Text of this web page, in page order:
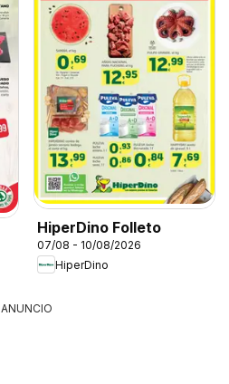
HiperDino Folleto
07/08 - 10/08/2026
HiperDino
ANUNCIO